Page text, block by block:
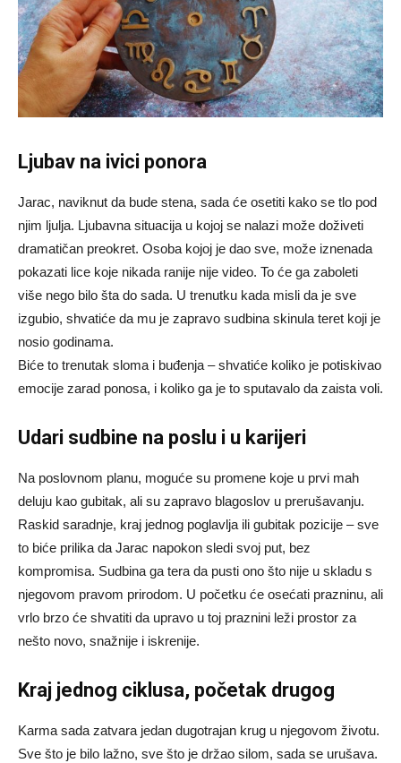
Ljubav na ivici ponora
Jarac, naviknut da bude stena, sada će osetiti kako se tlo pod
njim ljulja. Ljubavna situacija u kojoj se nalazi može doživeti
dramatičan preokret. Osoba kojoj je dao sve, može iznenada
pokazati lice koje nikada ranije nije video. To će ga zaboleti
više nego bilo šta do sada. U trenutku kada misli da je sve
izgubio, shvatiće da mu je zapravo sudbina skinula teret koji je
nosio godinama.
Biće to trenutak sloma i buđenja – shvatiće koliko je potiskivao
emocije zarad ponosa, i koliko ga je to sputavalo da zaista voli.
Udari sudbine na poslu i u karijeri
Na poslovnom planu, moguće su promene koje u prvi mah
deluju kao gubitak, ali su zapravo blagoslov u prerušavanju.
Raskid saradnje, kraj jednog poglavlja ili gubitak pozicije – sve
to biće prilika da Jarac napokon sledi svoj put, bez
kompromisa. Sudbina ga tera da pusti ono što nije u skladu s
njegovom pravom prirodom. U početku će osećati prazninu, ali
vrlo brzo će shvatiti da upravo u toj praznini leži prostor za
nešto novo, snažnije i iskrenije.
Kraj jednog ciklusa, početak drugog
Karma sada zatvara jedan dugotrajan krug u njegovom životu.
Sve što je bilo lažno, sve što je držao silom, sada se urušava.